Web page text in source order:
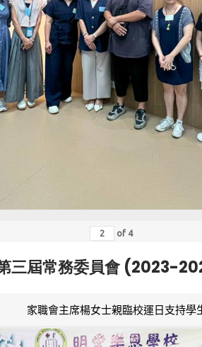
of 4
三屆常務委員會 (2023-
家職會主席楊女士親臨校運日支持學